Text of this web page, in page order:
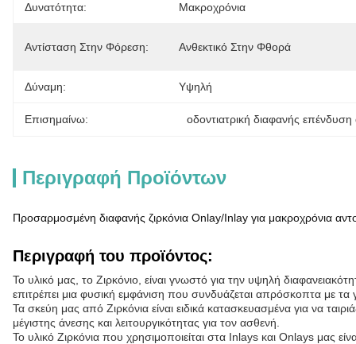
Δυνατότητα: Μακροχρόνια
Αντίσταση Στην Φόρεση: Ανθεκτικό Στην Φθορά
Δύναμη: Υψηλή
Επισημαίνω: οδοντιατρική διαφανής επένδυση
Περιγραφή Προϊόντων
Προσαρμοσμένη διαφανής ζιρκόνια Onlay/Inlay για μακροχρόνια
Περιγραφή του προϊόντος:
Το υλικό μας, το Ζιρκόνιο, είναι γνωστό για την υψηλή
επιτρέπει μια φυσική εμφάνιση που συνδυάζεται απρόσκοπτα με
Τα σκεύη μας από Ζιρκόνια είναι ειδικά κατασκευασμένα για να
μέγιστης άνεσης και λειτουργικότητας για τον ασθενή.
Το υλικό Ζιρκόνια που χρησιμοποιείται στα Inlays και Onlays μας